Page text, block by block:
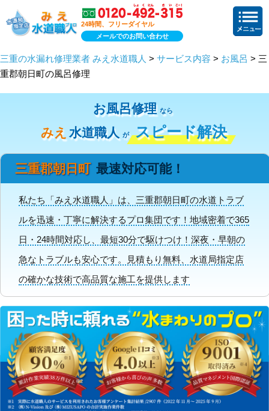
24時間、フリーダイヤル
メールでのお問い合わせ
三重の水漏れ修理業者 みえ水道職人 > サービス内容 > お風呂 > 三
重郡朝日町の風呂修理
お風呂修理 なら
みえ 水道職人 が スピード解決
三重郡朝日町 最速対応可能！
私たち「みえ水道職人」は、三重郡朝日町の水道トラブ
ルを迅速・丁寧に解決するプロ集団です！地域密着で365
日・24時間対応し、最短30分で駆けつけ！深夜・早朝の
急なトラブルも安心です。見積もり無料、水道局指定店
の確かな技術で高品質な施工を提供します